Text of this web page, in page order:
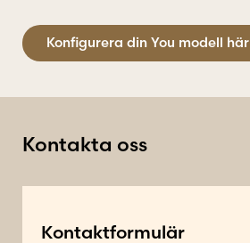
Konfigurera din You modell här
Kontakta oss
Kontaktformulär